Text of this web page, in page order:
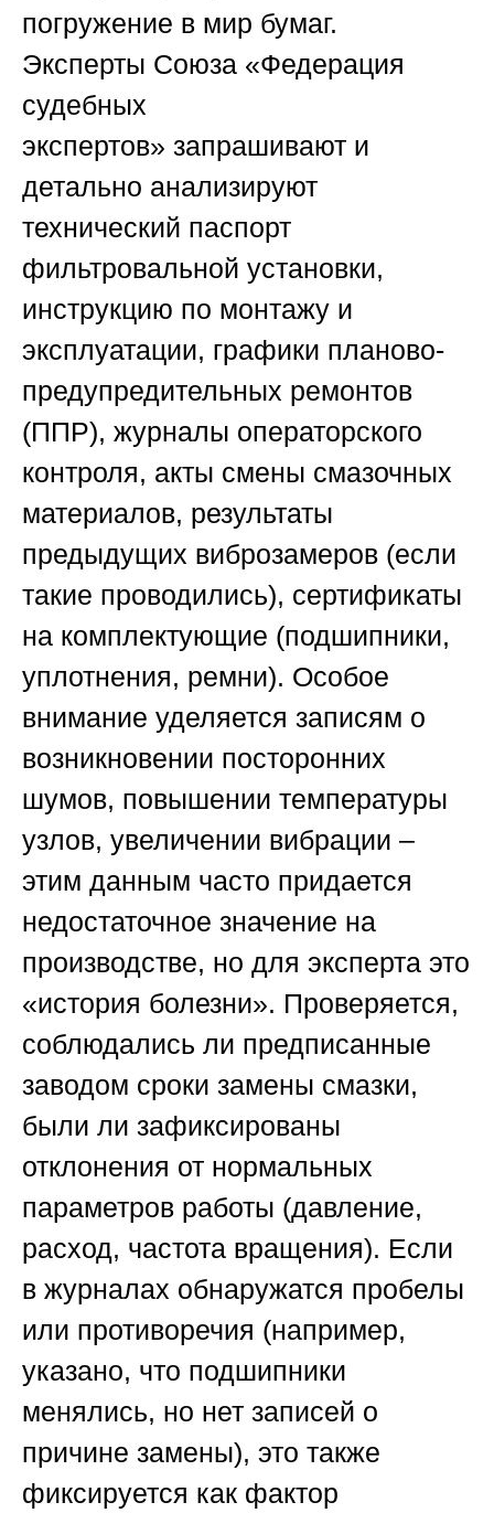
погружение в мир бумаг.
Эксперты Союза «Федерация
судебных
экспертов» запрашивают и
детально анализируют
технический паспорт
фильтровальной установки,
инструкцию по монтажу и
эксплуатации, графики планово-
предупредительных ремонтов
(ППР), журналы операторского
контроля, акты смены смазочных
материалов, результаты
предыдущих виброзамеров (если
такие проводились), сертификаты
на комплектующие (подшипники,
уплотнения, ремни). Особое
внимание уделяется записям о
возникновении посторонних
шумов, повышении температуры
узлов, увеличении вибрации –
этим данным часто придается
недостаточное значение на
производстве, но для эксперта это
«история болезни». Проверяется,
соблюдались ли предписанные
заводом сроки замены смазки,
были ли зафиксированы
отклонения от нормальных
параметров работы (давление,
расход, частота вращения). Если
в журналах обнаружатся пробелы
или противоречия (например,
указано, что подшипники
менялись, но нет записей о
причине замены), это также
фиксируется как фактор